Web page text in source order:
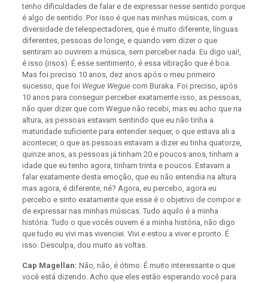
tenho dificuldades de falar e de expressar nesse sentido porque
é algo de sentido. Por isso é que nas minhas músicas, com a
diversidade de telespectadores, que é muito diferente, línguas
diferentes, pessoas de longe, e quando vem dizer o que
sentiram ao ouvirem a música, sem perceber nada. Eu digo uai!,
é isso (risos). É esse sentimento, é essa vibração que é boa.
Mas foi preciso 10 anos, dez anos após o meu primeiro
sucesso, que foi Wegue Wegue com Buraka. Foi preciso, após
10 anos para conseguir perceber exatamente isso, as pessoas,
não quer dizer que com Wegue não recebi, mas eu acho que na
altura, as pessoas estavam sentindo que eu não tinha a
maturidade suficiente para entender sequer, o que estava ali a
acontecer, o que as pessoas estavam a dizer eu tinha quatorze,
quinze anos, as pessoas já tinham 20 e poucos anos, tinham a
idade que eu tenho agora, tinham trinta e poucos. Estavam a
falar exatamente desta emoção, que eu não entendia na altura
mas agora, é diferente, né? Agora, eu percebo, agora eu
percebo e sinto exatamente que esse é o objetivo de compor e
de expressar nas minhas músicas. Tudo aquilo é a minha
história. Tudo o que vocês ouvem é a minha história, não digo
que tudo eu vivi mas vivenciei. Vivi e estou a viver e pronto. É
isso. Desculpa, dou muito as voltas.
Cap Magellan: Não, não, é ótimo. É muito interessante o que
você está dizendo. Acho que eles estão esperando você para